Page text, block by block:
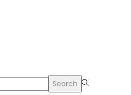
Search